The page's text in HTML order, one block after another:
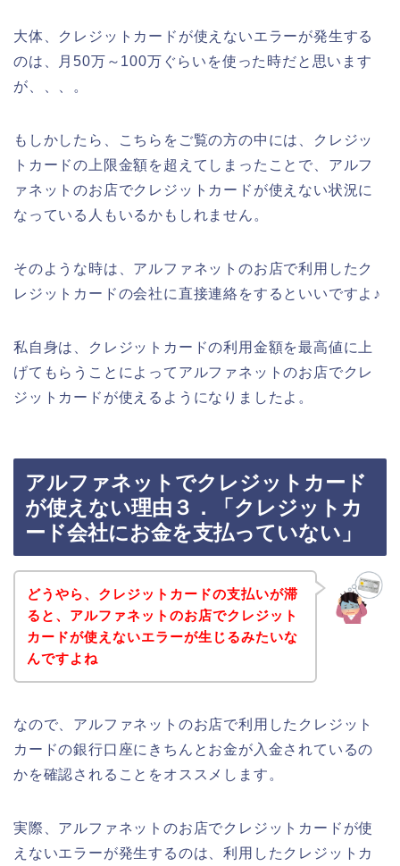
大体、クレジットカードが使えないエラーが発生する
のは、月50万～100万ぐらいを使った時だと思います
が、、、。
もしかしたら、こちらをご覧の方の中には、クレジッ
トカードの上限金額を超えてしまったことで、アルフ
ァネットのお店でクレジットカードが使えない状況に
なっている人もいるかもしれません。
そのような時は、アルファネットのお店で利用したク
レジットカードの会社に直接連絡をするといいですよ♪
私自身は、クレジットカードの利用金額を最高値に上
げてもらうことによってアルファネットのお店でクレ
ジットカードが使えるようになりましたよ。
アルファネットでクレジットカード
が使えない理由３．「クレジットカ
ード会社にお金を支払っていない」
どうやら、クレジットカードの支払いが滞
ると、アルファネットのお店でクレジット
カードが使えないエラーが生じるみたいな
んですよね
なので、アルファネットのお店で利用したクレジット
カードの銀行口座にきちんとお金が入金されているの
かを確認されることをオススメします。
実際、アルファネットのお店でクレジットカードが使
えないエラーが発生するのは、利用したクレジットカ